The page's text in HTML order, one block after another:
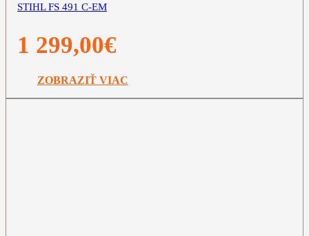
STIHL FS 491 C-EM
1 299,00€
ZOBRAZIŤ VIAC